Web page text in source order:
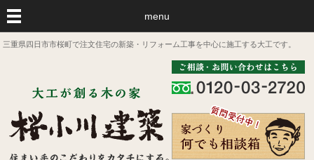
menu
三重県四日市市桜町で注文住宅の新築・リフォーム工事を中心に施工する大工です。